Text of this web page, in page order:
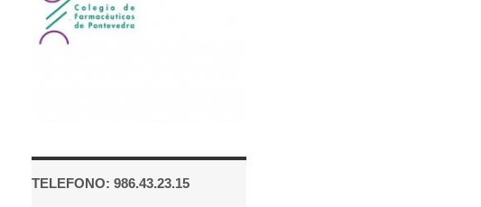
TELEFONO: 986.43.23.15